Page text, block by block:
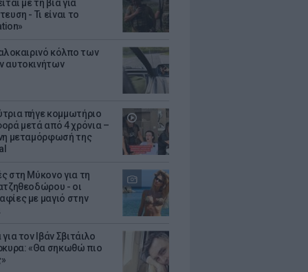
με τη βία για
- Τι είναι το
κόλπο των
αυτοκινήτων
πήγε κομμωτήριο
μετά από 4 χρόνια –
μεταμόρφωσή της
στη Μύκονο για τη
- οι
με μαγιό στην
τον Ιβάν Σβιτάιλο
«Θα σηκωθώ πιο